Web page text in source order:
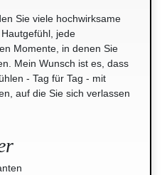
Sie viele hochwirksame
jede
Momente, in denen Sie
Mein Wunsch ist es, dass
- Tag für Tag - mit
auf die Sie sich verlassen